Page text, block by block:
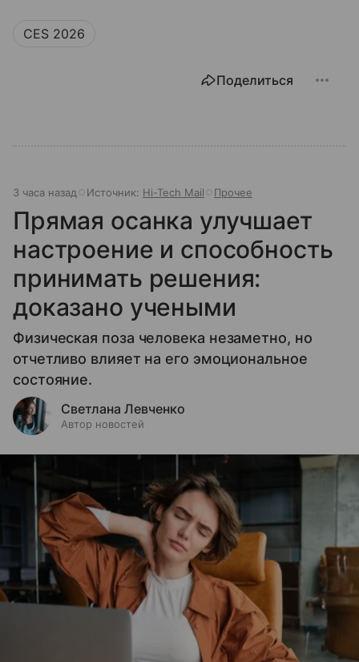
CES 2026
Поделиться
3 часа назад Источник: Hi-Tech Mail Прочее
Прямая осанка улучшает
настроение и способность
принимать решения:
доказано учеными
Физическая поза человека незаметно, но
отчетливо влияет на его эмоциональное
состояние.
Светлана Левченко
Автор новостей